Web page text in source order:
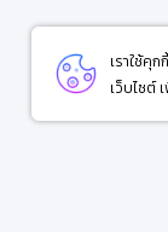
เราใช้คุ
เว็บไซต์